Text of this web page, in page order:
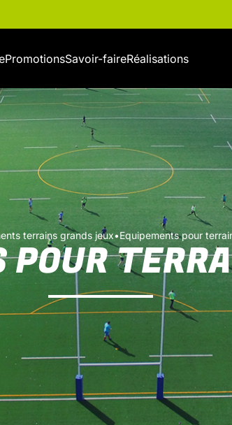
PromotionsSavoir-faireRéalisations
terrains grands jeux•Equipements pour